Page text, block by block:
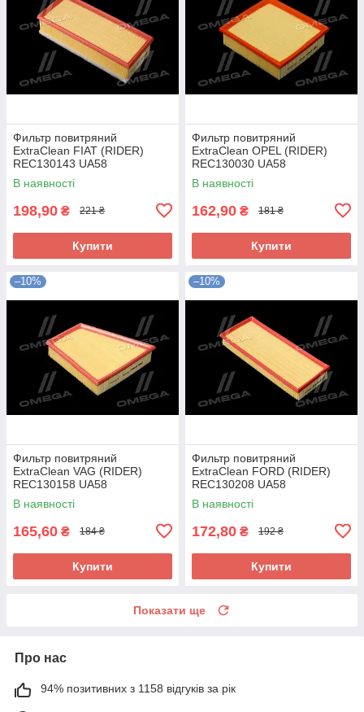
Фильтр повитряний
ExtraClean FIAT (RIDER)
REC130143 UA58
В наявності
198,90 ₴ 221 ₴
Купити
Фильтр повитряний
ExtraClean OPEL (RIDER)
REC130030 UA58
В наявності
162,90 ₴ 181 ₴
Купити
–10%
Фильтр повитряний
ExtraClean VAG (RIDER)
REC130158 UA58
В наявності
165,60 ₴ 184 ₴
Купити
–10%
Фильтр повитряний
ExtraClean FORD (RIDER)
REC130208 UA58
В наявності
172,80 ₴ 192 ₴
Купити
Показати ще
Про нас
94% позитивних з 1158 відгуків за рік